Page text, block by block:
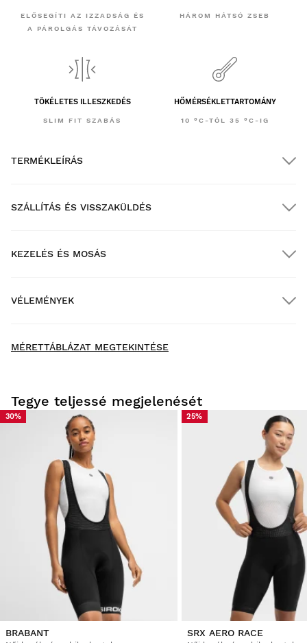
ELŐSEGÍTI AZ IZZADSÁG ÉS
A PÁROLGÁS TÁVOZÁSÁT
HÁROM HÁTSÓ ZSEB
TÖKÉLETES ILLESZKEDÉS
SLIM FIT SZABÁS
HŐMÉRSÉKLETTARTOMÁNY
10 °C-TÓL 35 °C-IG
TERMÉKLEÍRÁS
SZÁLLÍTÁS ÉS VISSZAKÜLDÉS
Házhozszállítás
$300.00 feletti rendelések esetén
Próbáld fel termékeinket otthonod kényelmében! A
kézbesítéstől számítva 30 napod van a visszaküldés
elindítására.
A felhasználói fiókodból gyorsan és egyszerűen intézheted a
rendelésed visszaküldését.
Visszatérítés az eredeti fizetési módra
KEZELÉS ÉS MOSÁS
VÉLEMÉNYEK
MÉRETTÁBLÁZAT MEGTEKINTÉSE
Tegye teljessé megjelenését
30%
BRABANT
25%
SRX AERO RACE